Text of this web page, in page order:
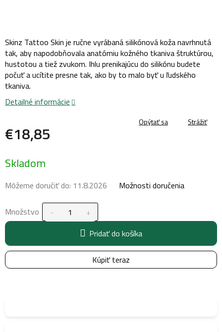
€18,85
cena:
Skladom
Môžeme doručiť do: 11.8.2026 Možnosti doručenia
Množstvo
Pridať do košíka
Kúpiť teraz
Skinz Tattoo Skin je ručne vyrábaná silikónová koža navrhnutá
tak, aby napodobňovala anatómiu kožného tkaniva štruktúrou,
hustotou a tiež zvukom. Ihlu prenikajúcu do silikónu budete
počuť a ​​ucítite presne tak, ako by to malo byť u ľudského
tkaniva.
Detailné informácie
Opýtať sa Strážiť